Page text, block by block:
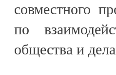
совместного
по
общества и